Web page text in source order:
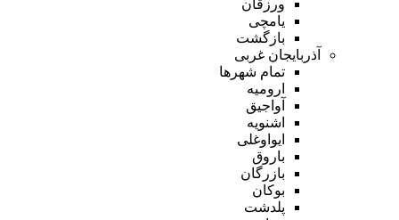
ورزقان
یامچی
بازگشت
آذربایجان غربی
تمام شهر‌ها
ارومیه
آواجیق
اشنویه
ایواوغلی
باروق
بازرگان
بوکان
پلدشت